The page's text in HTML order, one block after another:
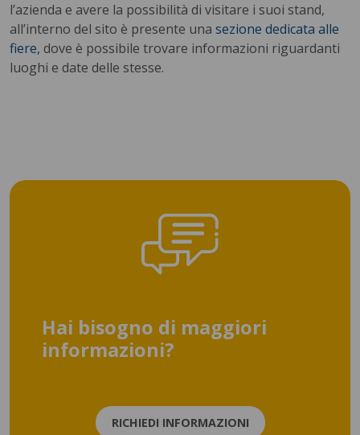
l’azienda e avere la possibilità di visitare i suoi stand,
all’interno del sito è presente una sezione dedicata alle
fiere, dove è possibile trovare informazioni riguardanti
luoghi e date delle stesse.
Hai bisogno di maggiori
informazioni?
RICHIEDI INFORMAZIONI